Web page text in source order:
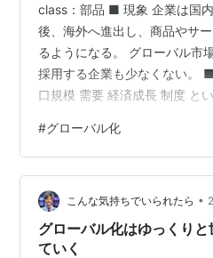
class：部品 ■ 現象 企業は国
後、海外へ進出し、商品やサ
るようになる。 グローバル市
採用する企業も少なくない。
口規模 需要 経済成長 制度 と
場へ求めるようになる。 【構
選択するのは、海外市場が魅
国内市場だけでは成長に限界
は、 国内市場成熟 ↓ 成長鈍
という構造を形成する。 さら
#グローバル化
こんな気持ちでいられたら •
グローバル化はゆっくり
ていく